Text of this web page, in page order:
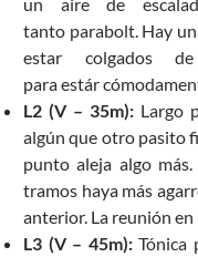
tanto parabolt. Hay
estar colgados
para estár
L2 (V – 35m): Largo
algún que otro pasito
punto aleja algo
tramos haya más
anterior. La reunión en
L3 (V – 45m):Tónica